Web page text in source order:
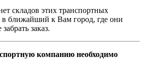
складов этих транспортных
ближайший к Вам город, где они
заказ.
компанию необходимо